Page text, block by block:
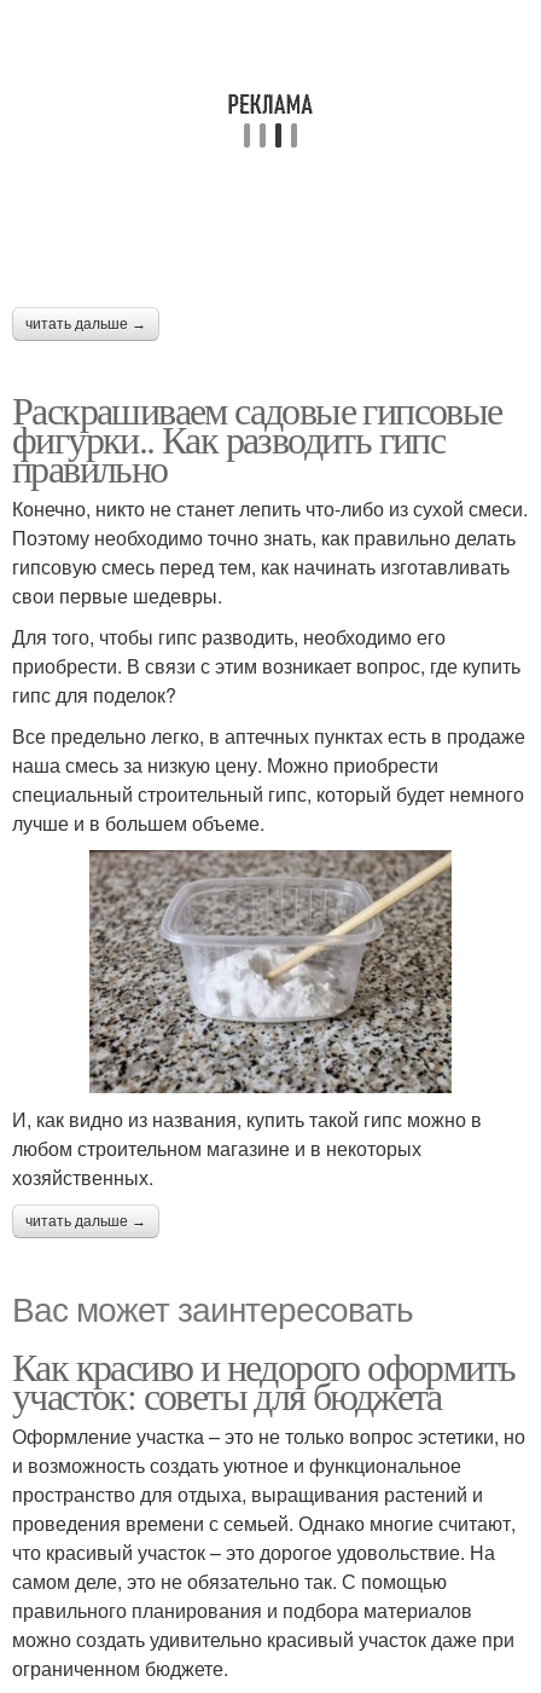
читать дальше →
Раскрашиваем садовые гипсовые
фигурки.. Как разводить гипс
правильно
Конечно, никто не станет лепить что-либо из сухой смеси.
Поэтому необходимо точно знать, как правильно делать
гипсовую смесь перед тем, как начинать изготавливать
свои первые шедевры.
Для того, чтобы гипс разводить, необходимо его
приобрести. В связи с этим возникает вопрос, где купить
гипс для поделок?
Все предельно легко, в аптечных пунктах есть в продаже
наша смесь за низкую цену. Можно приобрести
специальный строительный гипс, который будет немного
лучше и в большем объеме.
И, как видно из названия, купить такой гипс можно в
любом строительном магазине и в некоторых
хозяйственных.
читать дальше →
Вас может заинтересовать
Как красиво и недорого оформить
участок: советы для бюджета
Оформление участка – это не только вопрос эстетики, но
и возможность создать уютное и функциональное
пространство для отдыха, выращивания растений и
проведения времени с семьей. Однако многие считают,
что красивый участок – это дорогое удовольствие. На
самом деле, это не обязательно так. С помощью
правильного планирования и подбора материалов
можно создать удивительно красивый участок даже при
ограниченном бюджете.